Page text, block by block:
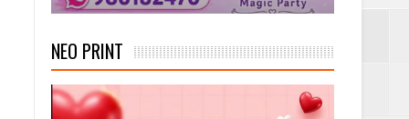
NEO PRINT